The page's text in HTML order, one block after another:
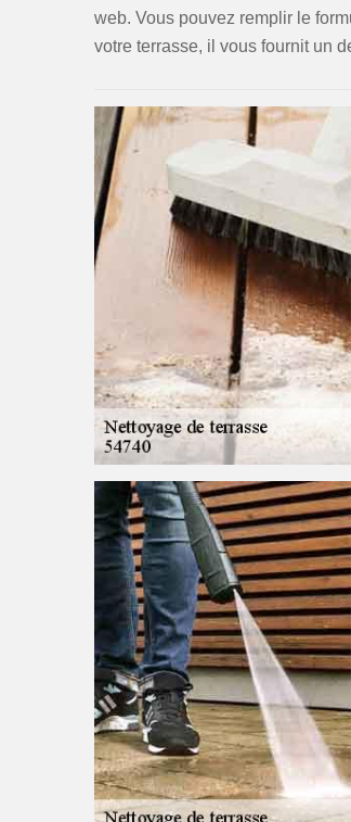
web. Vous pouvez remplir le
votre terrasse, il vous fournit un